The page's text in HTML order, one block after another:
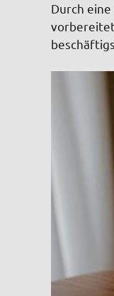
Durch